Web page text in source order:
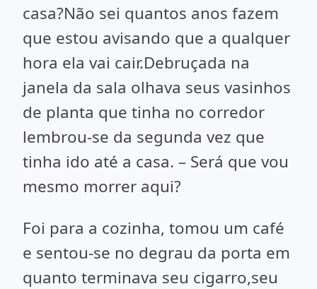
casa?Não sei quantos anos fazem
que estou avisando que a qualquer
hora ela vai cair.Debruçada na
janela da sala olhava seus vasinhos
de planta que tinha no corredor
lembrou-se da segunda vez que
tinha ido até a casa. – Será que vou
mesmo morrer aqui?
Foi para a cozinha, tomou um café
e sentou-se no degrau da porta em
quanto terminava seu cigarro,seu